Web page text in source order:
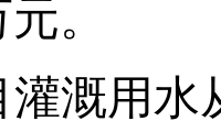
。
溉用水